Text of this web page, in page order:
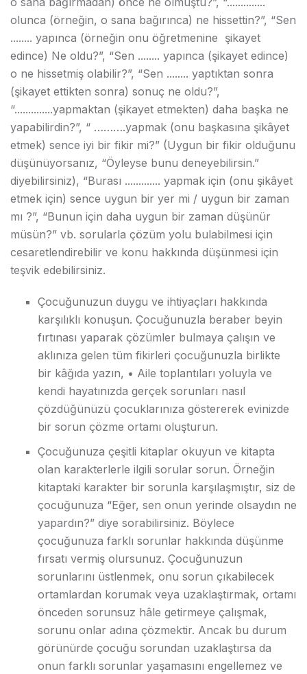
olunca (örneğin, o sana bağırınca) ne hissettin?”, “Sen
........ yapınca (örneğin onu öğretmenine şikayet
edince) Ne oldu?”, “Sen ........ yapınca (şikayet edince)
o ne hissetmiş olabilir?”, “Sen ........ yaptıktan sonra
(şikayet ettikten sonra) sonuç ne oldu?”,
“..............yapmaktan (şikayet etmekten) daha başka ne
yapabilirdin?”, “ ……….yapmak (onu başkasına şikâyet
etmek) sence iyi bir fikir mi?” (Uygun bir fikir olduğunu
düşünüyorsanız, “Öyleyse bunu deneyebilirsin.”
diyebilirsiniz), “Burası ............. yapmak için (onu şikâyet
etmek için) sence uygun bir yer mi / uygun bir zaman
mı ?”, “Bunun için daha uygun bir zaman düşünür
müsün?” vb. sorularla çözüm yolu bulabilmesi için
cesaretlendirebilir ve konu hakkında düşünmesi için
teşvik edebilirsiniz.
Çocuğunuzun duygu ve ihtiyaçları hakkında
karşılıklı konuşun. Çocuğunuzla beraber beyin
fırtınası yaparak çözümler bulmaya çalışın ve
aklınıza gelen tüm fikirleri çocuğunuzla birlikte
bir kâğıda yazın, • Aile toplantıları yoluyla ve
kendi hayatınızda gerçek sorunları nasıl
çözdüğünüzü çocuklarınıza göstererek evinizde
bir sorun çözme ortamı oluşturun.
Çocuğunuza çeşitli kitaplar okuyun ve kitapta
olan karakterlerle ilgili sorular sorun. Örneğin
kitaptaki karakter bir sorunla karşılaşmıştır, siz de
çocuğunuza “Eğer, sen onun yerinde olsaydın ne
yapardın?” diye sorabilirsiniz. Böylece
çocuğunuza farklı sorunlar hakkında düşünme
fırsatı vermiş olursunuz. Çocuğunuzun
sorunlarını üstlenmek, onu sorun çıkabilecek
ortamlardan korumak veya uzaklaştırmak, ortamı
önceden sorunsuz hâle getirmeye çalışmak,
sorunu onlar adına çözmektir. Ancak bu durum
görünürde çocuğu sorundan uzaklaştırsa da
onun farklı sorunlar yaşamasını engellemez ve